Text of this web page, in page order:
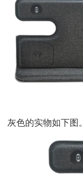
灰色的实物如下图。